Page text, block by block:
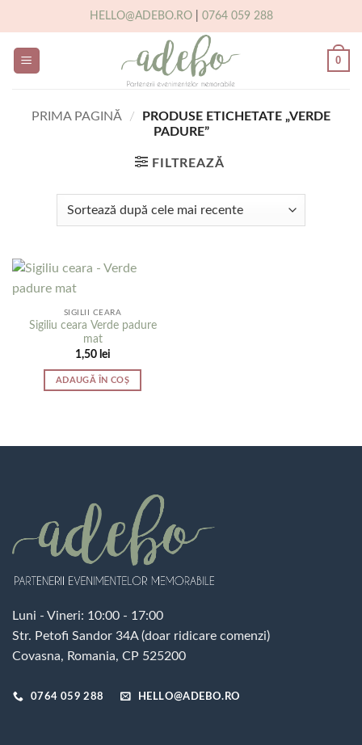
content
HELLO@ADEBO.RO| 0764 059 288
0
PRIMA PAGINĂ /
PRODUSE ETICHETATE „VERDE
PADURE”
FILTREAZĂ
SIGILII CEARA
Sigiliu ceara Verde padure
mat
1,50 lei
ADAUGĂ ÎN COȘ
Luni - Vineri: 10:00 - 17:00
Str. Petofi Sandor 34A (doar ridicare comenzi)
Covasna, Romania, CP 525200
0764 059 288 HELLO@ADEBO.RO